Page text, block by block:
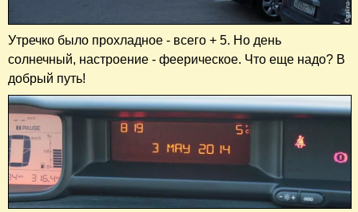
Утречко было прохладное - всего + 5. Но день
солнечный, настроение - феерическое. Что еще надо? В
добрый путь!